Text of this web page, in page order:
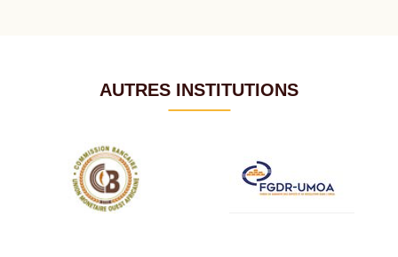
AUTRES INSTITUTIONS